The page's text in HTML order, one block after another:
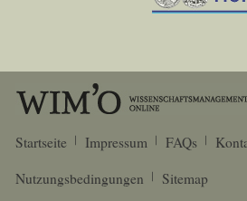
Startseite Impressum FAQs
Nutzungsbedingungen
Sitemap